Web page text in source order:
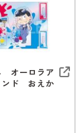
オーロラア
ンド おえか